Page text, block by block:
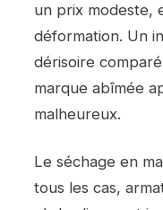
un prix modeste,
déformation. Un
dérisoire
marque abîmée
malheureux.
Le séchage en
tous les cas,